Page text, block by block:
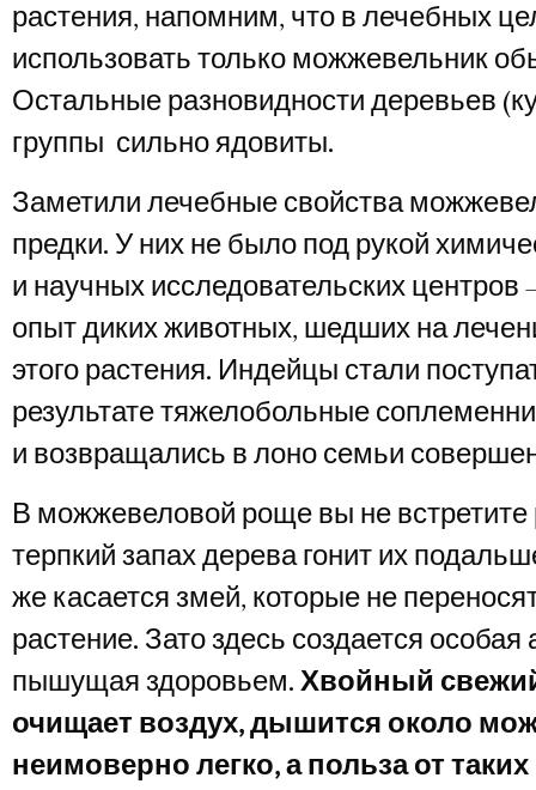
растения, напомним, что в лечебных
использовать только можжевельник
Остальные разновидности деревьев
группы сильно ядовиты.
Заметили лечебные свойства
предки. У них не было под рукой
и научных исследовательских центров
опыт диких животных, шедших на
этого растения. Индейцы стали
результате тяжелобольные
и возвращались в лоно семьи
В можжевеловой роще вы не
терпкий запах дерева гонит их
же касается змей, которые не
растение. Зато здесь создается
пышущая здоровьем. Хвойный
очищает воздух, дышится около
неимоверно легко, а польза от